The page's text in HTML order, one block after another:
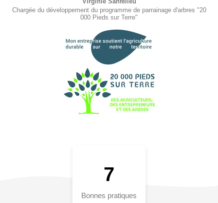
Chargée du développement du programme de parrainage d'arbres "20
000 Pieds sur Terre"
7
Bonnes pratiques